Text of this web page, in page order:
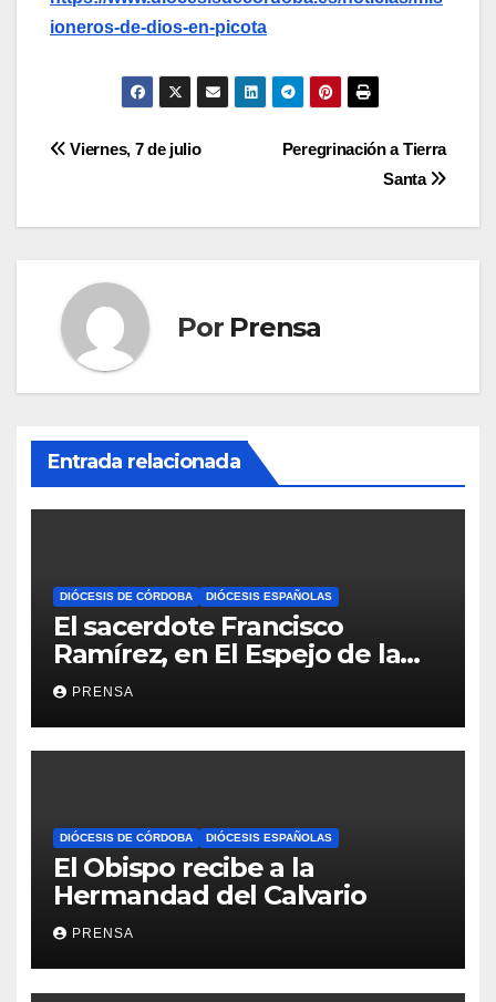
ioneros-de-dios-en-picota
Navegación
Peregrinación a Tierra
Santa
Viernes, 7 de julio
Por Prensa
Entrada relacionada
DIÓCESIS DE CÓRDOBA DIÓCESIS ESPAÑOLAS
El sacerdote Francisco
Ramírez, en El Espejo de la
Iglesia
PRENSA
DIÓCESIS DE CÓRDOBA DIÓCESIS ESPAÑOLAS
El Obispo recibe a la
Hermandad del Calvario
PRENSA